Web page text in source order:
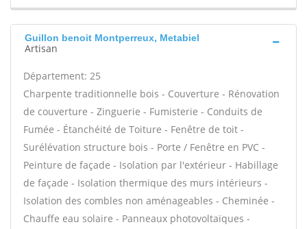
Guillon benoit Montperreux, Metabiel
Artisan
Département: 25
Charpente traditionnelle bois - Couverture - Rénovation
de couverture - Zinguerie - Fumisterie - Conduits de
Fumée - Étanchéité de Toiture - Fenêtre de toit -
Surélévation structure bois - Porte / Fenêtre en PVC -
Peinture de façade - Isolation par l'extérieur - Habillage
de façade - Isolation thermique des murs intérieurs -
Isolation des combles non aménageables - Cheminée -
Chauffe eau solaire - Panneaux photovoltaïques -